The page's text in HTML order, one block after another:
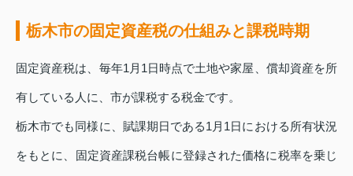
栃木市の固定資産税の仕組みと課税時期
固定資産税は、毎年1月1日時点で土地や家屋、償却資産を所
有している人に、市が課税する税金です。
栃木市でも同様に、賦課期日である1月1日における所有状況
をもとに、固定資産課税台帳に登録された価格に税率を乗じ